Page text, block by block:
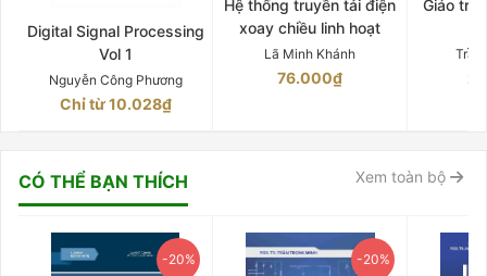
Digital Signal Processing
Vol 1
Nguyễn Công Phương
Chỉ từ 10.028₫
Hệ thống truyền tải điện
xoay chiều linh hoạt
Lã Minh Khánh
76.000₫
Giáo
Trần
CÓ THỂ BẠN THÍCH Xem toàn bộ
-20% -20%